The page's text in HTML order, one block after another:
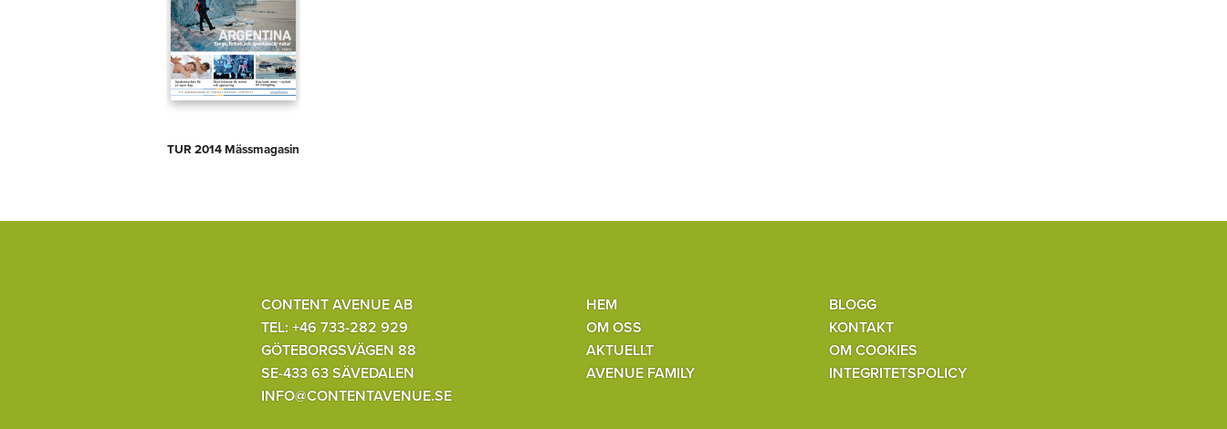
TUR 2014 Mässmagasin
CONTENT AVENUE AB
TEL: +46 733-282 929
GÖTEBORGSVÄGEN 88
SE-433 63 SÄVEDALEN
INFO@CONTENTAVENUE.SE
HEM
OM OSS
AKTUELLT
AVENUE FAMILY
BLOGG
KONTAKT
OM COOKIES
INTEGRITETSPOLICY